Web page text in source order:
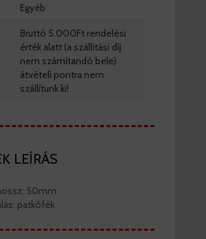
Egyéb
Bruttó 5.000Ft rendelési
érték alatt (a szállítási díj
nem számítandó bele)
átvételi pontra nem
szállítunk ki!
LEÍRÁS
50mm
patkófék